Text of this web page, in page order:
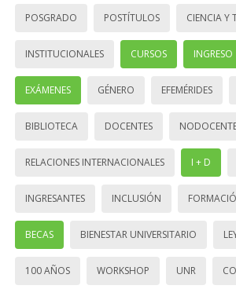
POSGRADO POSTÍTULOS CIENCIA Y
INSTITUCIONALES CURSOS INGRESO
EXÁMENES GÉNERO EFEMÉRIDES
BIBLIOTECA DOCENTES
RELACIONES INTERNACIONALES I + D
INGRESANTES INCLUSIÓN
BECAS BIENESTAR UNIVERSITARIO
100 AÑOS WORKSHOP UNR